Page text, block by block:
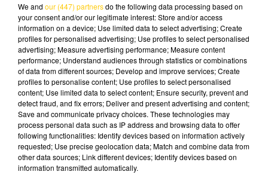
Lecture (4 min 6 sec)
26 mai 2026 - 4 min 6 sec
L'INFO DU LOT À FIGEAC LE 26/05/26 À
06H29
L'info du Lot à Figeac
We and our (447) partnersdo the following data processing based on
your consent and/or our legitimate interest: Store and/or access
information on a device; Use limited data to select advertising; Create
profiles for personalised advertising; Use profiles to select personalised
advertising; Measure advertising performance; Measure content
performance; Understand audiences through statistics or combinations
of data from different sources; Develop and improve services; Create
profiles to personalise content; Use profiles to select personalised
content; Use limited data to select content; Ensure security, prevent and
detect fraud, and fix errors; Deliver and present advertising and content;
Save and communicate privacy choices. These technologies may
process personal data such as IP address and browsing data to offer
following functionalities: Identify devices based on information actively
requested; Use precise geolocation data; Match and combine data from
other data sources; Link different devices; Identify devices based on
information transmitted automatically.